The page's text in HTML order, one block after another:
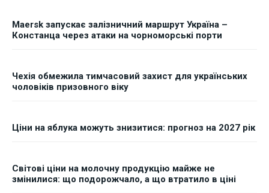
Maersk запускає залізничний маршрут Україна –
Констанца через атаки на чорноморські порти
Чехія обмежила тимчасовий захист для українських
чоловіків призовного віку
Ціни на яблука можуть знизитися: прогноз на 2027 рік
Світові ціни на молочну продукцію майже не
змінилися: що подорожчало, а що втратило в ціні